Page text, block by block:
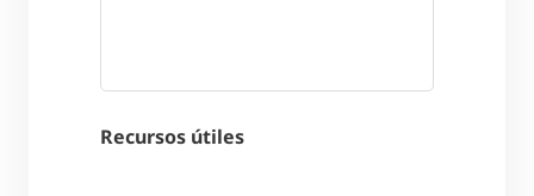
Recursos útiles